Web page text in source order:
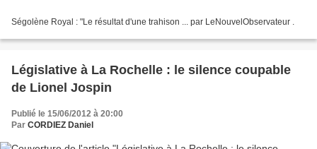
Ségolène Royal : "Le résultat d'une trahison ... par LeNouvelObservateur .
Législative à La Rochelle : le silence coupable
de Lionel Jospin
Publié le 15/06/2012 à 20:00
Par CORDIEZ Daniel